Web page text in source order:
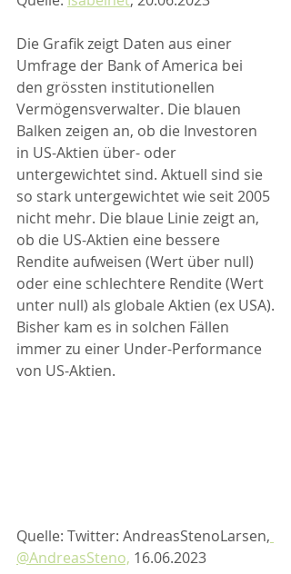
Die Grafik zeigt Daten aus einer
Umfrage der Bank of America bei
den grössten institutionellen
Vermögensverwalter. Die blauen
Balken zeigen an, ob die Investoren
in US-Aktien über- oder
untergewichtet sind. Aktuell sind sie
so stark untergewichtet wie seit 2005
nicht mehr. Die blaue Linie zeigt an,
ob die US-Aktien eine bessere
Rendite aufweisen (Wert über null)
oder eine schlechtere Rendite (Wert
unter null) als globale Aktien (ex USA).
Bisher kam es in solchen Fällen
immer zu einer Under-Performance
von US-Aktien.
Quelle: Twitter: AndreasStenoLarsen,
@AndreasSteno, 16.06.2023